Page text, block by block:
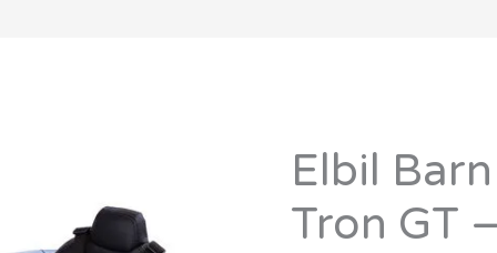
Elbil
Tron GT
Det
Elbil
Audi